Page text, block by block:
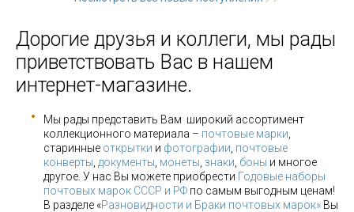
Дорогие друзья и коллеги, мы рады
приветствовать Вас в нашем
интернет-магазине.
Мы рады представить Вам широкий ассортимент
коллекционного материала – почтовые марки
старинные открытки и фотографии почтовые
конверты документы монеты знаки боны и многое
другое. У нас Вы можете приобрести Годовые наборы
почтовых марок СССР и РФ по самым выгодным ценам!
В разделе «Разновидности и Браки почтовых марок» Вы